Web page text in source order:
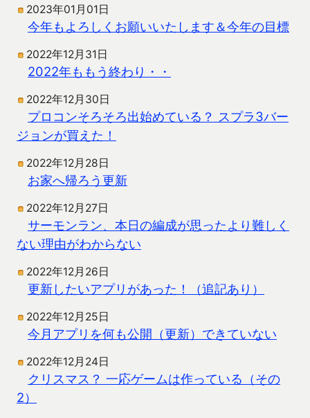
2023年01月01日
今年もよろしくお願いいたします＆今年の目標
2022年12月31日
2022年ももう終わり・・
2022年12月30日
プロコンそろそろ出始めている？ スプラ3バー
ジョンが買えた！
2022年12月28日
お家へ帰ろう更新
2022年12月27日
サーモンラン、本日の編成が思ったより難しく
ない理由がわからない
2022年12月26日
更新したいアプリがあった！（追記あり）
2022年12月25日
今月アプリを何も公開（更新）できていない
2022年12月24日
クリスマス？ 一応ゲームは作っている（その
2）